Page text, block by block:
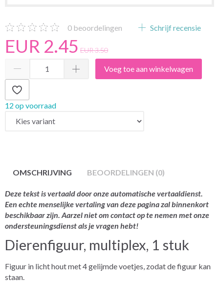
0 beoordelingen Schrijf recensie
EUR 2.45 EUR 3.50
Voeg toe aan winkelwagen
12 op voorraad
OMSCHRIJVING BEOORDELINGEN (0)
Deze tekst is vertaald door onze automatische vertaaldienst.
Een echte menselijke vertaling van deze pagina zal binnenkort
beschikbaar zijn. Aarzel niet om contact op te nemen met onze
ondersteuningsdienst als je vragen hebt!
Dierenfiguur, multiplex, 1 stuk
Figuur in licht hout met 4 gelijmde voetjes, zodat de figuur kan
staan.